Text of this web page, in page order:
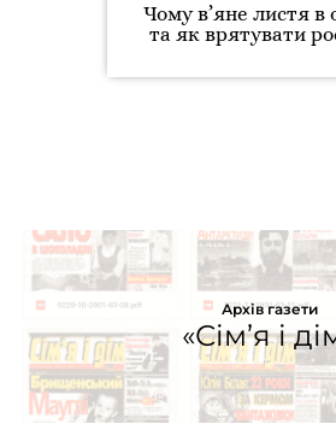
Чому в’яне листя в
та як врятувати
Архів газети
«Сім’я і